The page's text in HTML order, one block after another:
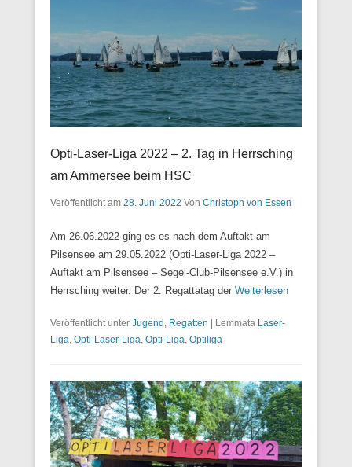
Opti-Laser-Liga 2022 – 2. Tag in Herrsching
am Ammersee beim HSC
Veröffentlicht am 28. Juni 2022 Von Christoph von Essen
Am 26.06.2022 ging es es nach dem Auftakt am
Pilsensee am 29.05.2022 (Opti-Laser-Liga 2022 –
Auftakt am Pilsensee – Segel-Club-Pilsensee e.V.) in
Herrsching weiter. Der 2. Regattatag der Weiterlesen
Veröffentlicht unter Jugend Regatten | Lemmata Laser-
Liga Opti-Laser-Liga Opti-Liga Optiliga